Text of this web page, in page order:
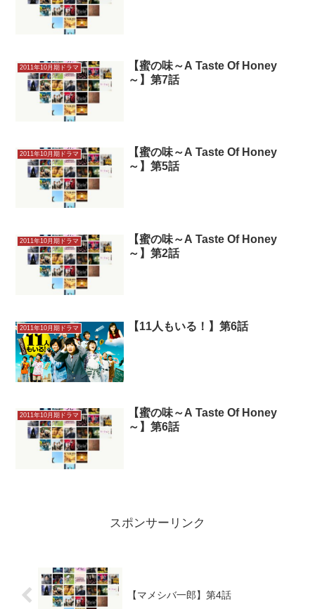
2011年10月期ドラマ
【蜜の味～A Taste Of Honey
～】第7話
2011年10月期ドラマ
【蜜の味～A Taste Of Honey
～】第5話
2011年10月期ドラマ
【蜜の味～A Taste Of Honey
～】第2話
2011年10月期ドラマ 【11人もいる！】第6話
2011年10月期ドラマ
【蜜の味～A Taste Of Honey
～】第6話
スポンサーリンク
【マメシバ一郎】第4話